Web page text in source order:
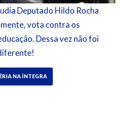
Deputado Hildo Rocha
vota contra os
Dessa vez não foi
NA ÍNTEGRA